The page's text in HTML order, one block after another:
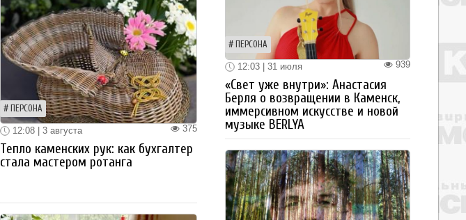
ПЕРСОНА
375
12:08 | 3 августа
Тепло каменских рук: как бухгалтер
стала мастером ротанга
ПЕРСОНА
939
12:03 | 31 июля
«Свет уже внутри»: Анастасия
Берля о возвращении в Каменск,
иммерсивном искусстве и новой
музыке BERLYA